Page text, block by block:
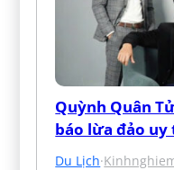
Quỳnh Quân
báo lừa đảo uy
Du Lịch·